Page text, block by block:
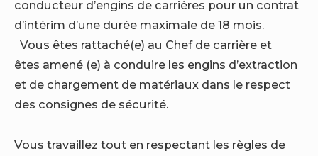
conducteur d’engins de carrières pour un contrat
d’intérim d’une durée maximale de 18 mois.
Vous êtes rattaché(e) au Chef de carrière et
êtes amené (e) à conduire les engins d’extraction
et de chargement de matériaux dans le respect
des consignes de sécurité.
Vous travaillez tout en respectant les règles de